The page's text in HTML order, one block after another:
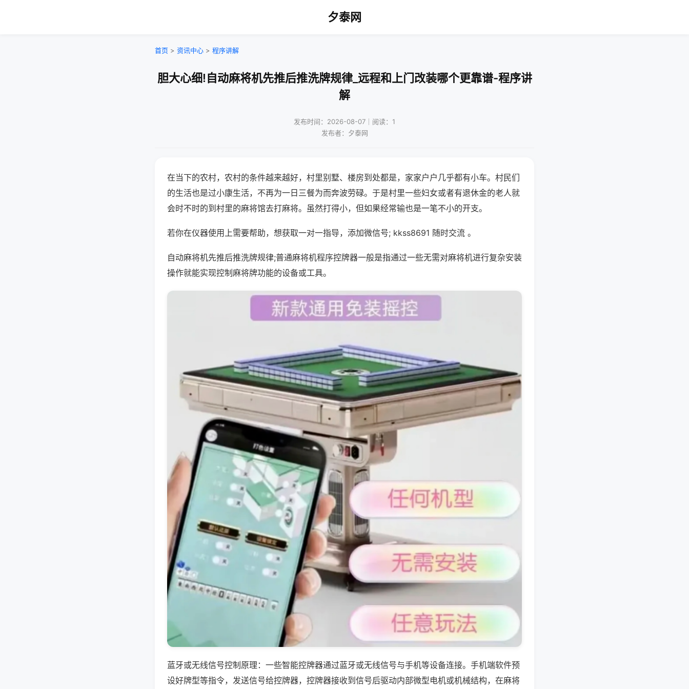
夕泰网
首页 > 资讯中心 > 程序讲解
胆大心细!自动麻将机先推后推洗牌规律_远程和上门改装哪个更靠谱-程序讲
解
发布时间：2026-08-07｜阅读：1
发布者：夕泰网
在当下的农村，农村的条件越来越好，村里别墅、楼房到处都是，家家户户几乎都有小车。村民们
的生活也是过小康生活，不再为一日三餐为而奔波劳碌。于是村里一些妇女或者有退休金的老人就
会时不时的到村里的麻将馆去打麻将。虽然打得小，但如果经常输也是一笔不小的开支。
若你在仪器使用上需要帮助，想获取一对一指导，添加微信号; kkss8691 随时交流 。
自动麻将机先推后推洗牌规律;普通麻将机程序控牌器一般是指通过一些无需对麻将机进行复杂安装
操作就能实现控制麻将牌功能的设备或工具。
蓝牙或无线信号控制原理：一些智能控牌器通过蓝牙或无线信号与手机等设备连接。手机端软件预
设好牌型等指令，发送信号给控牌器，控牌器接收到信号后驱动内部微型电机或机械结构，在麻将